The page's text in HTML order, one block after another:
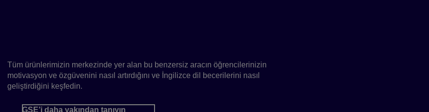
Tüm ürünlerimizin merkezinde yer alan bu benzersiz aracın öğrencilerinizin
motivasyon ve özgüvenini nasıl artırdığını ve İngilizce dil becerilerini nasıl
geliştirdiğini keşfedin.
GSE’i daha yakından tanıyın